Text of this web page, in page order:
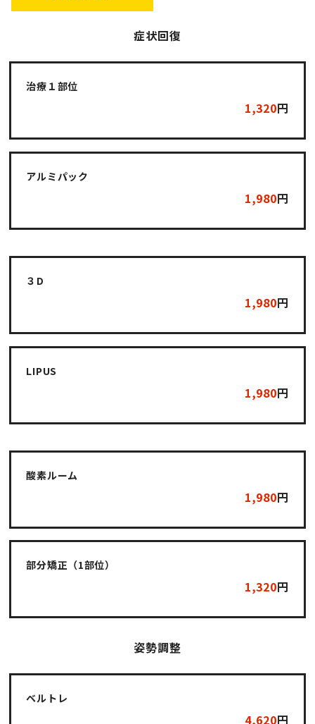
PRICE
CONTACT
INFORMATION
SNS
症状回復
治療１部位
1,320円
アルミパック
1,980円
３D
1,980円
LIPUS
1,980円
酸素ルーム
1,980円
部分矯正（1部位）
1,320円
姿勢調整
ベルトレ
4,620円